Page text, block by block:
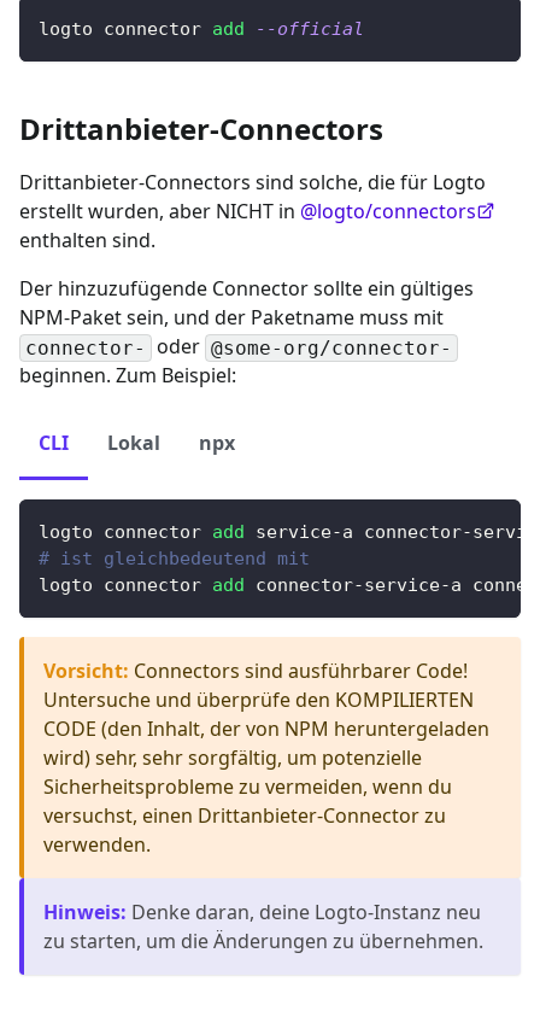
logto connector add --official
Drittanbieter-Connectors
Drittanbieter-Connectors sind solche, die für Logto
erstellt wurden, aber NICHT in @logto/connectors
enthalten sind.
Der hinzuzufügende Connector sollte ein gültiges
NPM-Paket sein, und der Paketname muss mit
connector- oder @some-org/connector-
beginnen. Zum Beispiel:
CLI Lokal npx
logto connector add service-a connector-
# ist gleichbedeutend mit
logto connector add connector-service-a
Vorsicht: Connectors sind ausführbarer Code!
Untersuche und überprüfe den KOMPILIERTEN
CODE (den Inhalt, der von NPM heruntergeladen
wird) sehr, sehr sorgfältig, um potenzielle
Sicherheitsprobleme zu vermeiden, wenn du
versuchst, einen Drittanbieter-Connector zu
verwenden.
Hinweis: Denke daran, deine Logto-Instanz neu
zu starten, um die Änderungen zu übernehmen.